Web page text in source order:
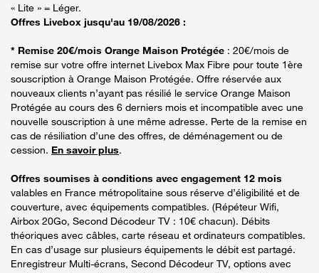
« Lite » = Léger.
Offres Livebox jusqu'au 19/08/2026 :
* Remise 20€/mois Orange Maison Protégée : 20€/mois de
remise sur votre offre internet Livebox Max Fibre pour toute 1ère
souscription à Orange Maison Protégée. Offre réservée aux
nouveaux clients n’ayant pas résilié le service Orange Maison
Protégée au cours des 6 derniers mois et incompatible avec une
nouvelle souscription à une même adresse. Perte de la remise en
cas de résiliation d’une des offres, de déménagement ou de
cession. En savoir plus.
Offres soumises à conditions avec engagement 12 mois
valables en France métropolitaine sous réserve d’éligibilité et de
couverture, avec équipements compatibles. (Répéteur Wifi,
Airbox 20Go, Second Décodeur TV : 10€ chacun). Débits
théoriques avec câbles, carte réseau et ordinateurs compatibles.
En cas d’usage sur plusieurs équipements le débit est partagé.
Enregistreur Multi-écrans, Second Décodeur TV, options avec